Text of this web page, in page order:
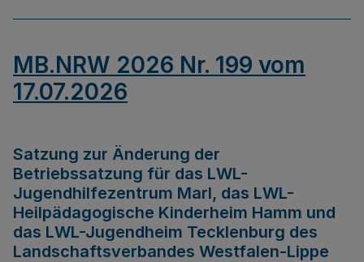
MB.NRW 2026 Nr. 199 vom
17.07.2026
Satzung zur Änderung der
Betriebssatzung für das LWL-
Jugendhilfezentrum Marl, das LWL-
Heilpädagogische Kinderheim Hamm und
das LWL-Jugendheim Tecklenburg des
Landschaftsverbandes Westfalen-Lippe